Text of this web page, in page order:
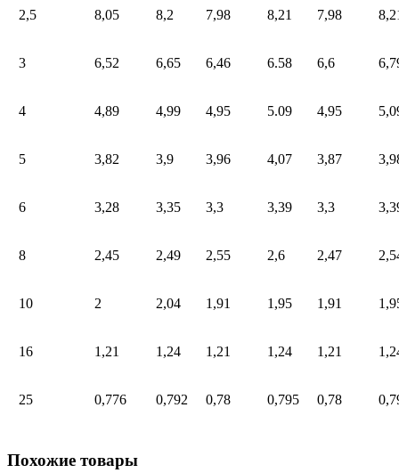
2,5 8,05 8,2 7,98 8,21 7,98
3 6,52 6,65 6,46 6.58 6,6
4 4,89 4,99 4,95 5.09 4,95
5 3,82 3,9 3,96 4,07 3,87
6 3,28 3,35 3,3 3,39 3,3
8 2,45 2,49 2,55 2,6 2,47
10 2 2,04 1,91 1,95 1,91
16 1,21 1,24 1,21 1,24 1,21
25 0,776 0,792 0,78 0,795 0,78
Похожие товары